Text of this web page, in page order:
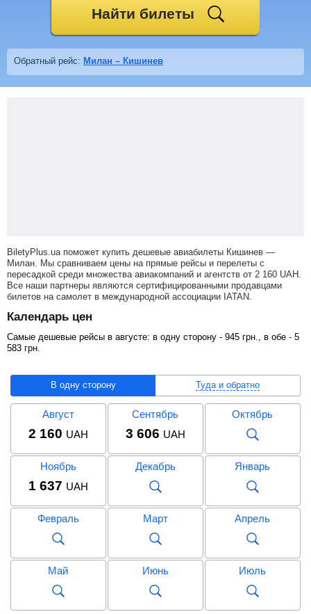
Найти билеты
Обратный рейс: Милан – Кишинев
BiletyPlus.ua поможет купить дешевые авиабилеты Кишинев —
Милан. Мы сравниваем цены на прямые рейсы и перелеты с
пересадкой среди множества авиакомпаний и агентств от 2 160 UAH
Все наши партнеры являются сертифицированными продавцами
билетов на самолет в международной ассоциации IATAN.
Календарь цен
Самые дешевые рейсы в августе: в одну сторону - 945 грн ., в обе - 5
583 грн
В одну сторону Туда и обратно
Август
2 160 UAH
Сентябрь
3 606 UAH
Октябрь
Ноябрь
1 637 UAH
Декабрь Январь
Февраль Март Апрель
Май Июнь Июль